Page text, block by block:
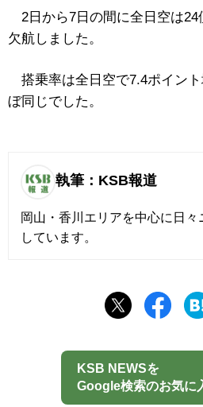
2日から7日の間に全日空は24
欠航しました。
搭乗率は全日空で7.4ポイン
ぼ同じでした。
執筆：KSB報道
岡山・香川エリアを中心に日
しています。
KSB NEWSを
Google検索のお気に